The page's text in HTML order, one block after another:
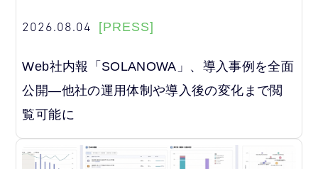
2026.08.04 [PRESS]
Web社内報「SOLANOWA」、導入事例を全面
公開―他社の運用体制や導入後の変化まで閲
覧可能に